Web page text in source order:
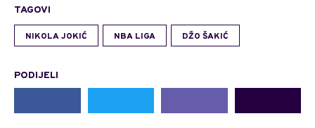
TAGOVI
NIKOLA JOKIĆ NBA LIGA DŽO ŠAKIĆ
PODIJELI